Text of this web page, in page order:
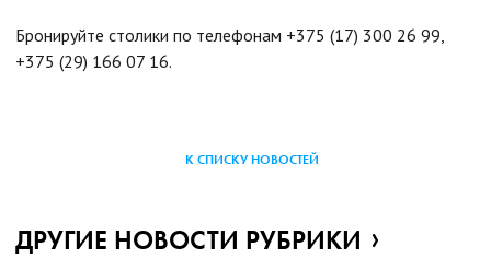
Бронируйте столики по телефонам +375 (17) 300 26 99,
+375 (29) 166 07 16.
К СПИСКУ НОВОСТЕЙ
ДРУГИЕ НОВОСТИ РУБРИКИ